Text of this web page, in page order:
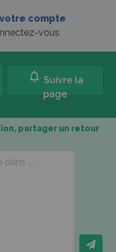
compte
vous
notifications Suivre la
page
partager un retour